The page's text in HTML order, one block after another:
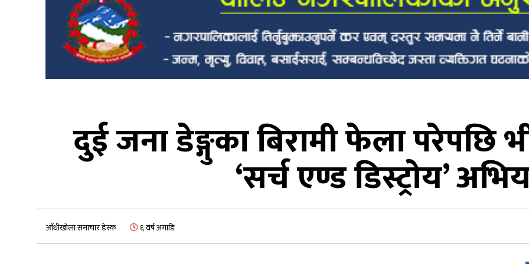
दुई जना डेङ्गुका बिरामी फेला परेपछि
‘सर्च एण्ड डिस्ट्रोय’
आँधीखोला समाचार डेस्क ६ वर्ष अगाडि